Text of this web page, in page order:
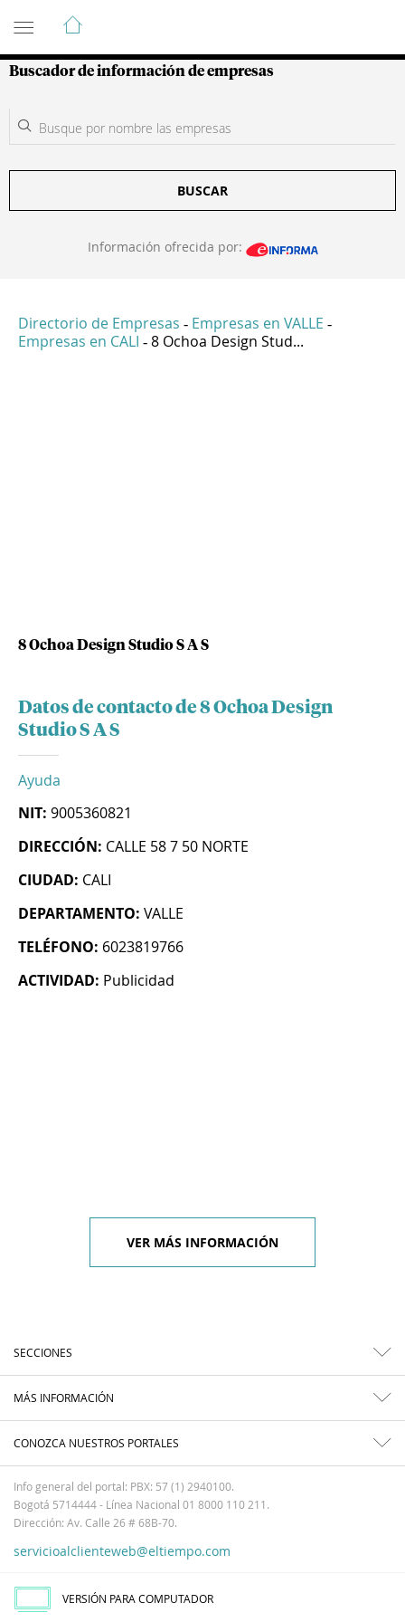
Guía de Empresas Colombianas
Buscador de información de empresas
BUSCAR
Información ofrecida por:
Directorio de Empresas - Empresas en VALLE -
Empresas en CALI - 8 Ochoa Design Stud...
8 Ochoa Design Studio S A S
Datos de contacto de 8 Ochoa Design
Studio S A S
Ayuda
NIT: 9005360821
DIRECCIÓN: CALLE 58 7 50 NORTE
CIUDAD: CALI
DEPARTAMENTO: VALLE
TELÉFONO: 6023819766
ACTIVIDAD: Publicidad
VER MÁS INFORMACIÓN
SECCIONES
MÁS INFORMACIÓN
CONOZCA NUESTROS PORTALES
Info general del portal: PBX: 57 (1) 2940100.
Bogotá 5714444 - Línea Nacional 01 8000 110 211.
Dirección: Av. Calle 26 # 68B-70.
servicioalclienteweb@eltiempo.com
VERSIÓN PARA COMPUTADOR